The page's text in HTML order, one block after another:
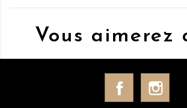
Vous aimerez
Facebook